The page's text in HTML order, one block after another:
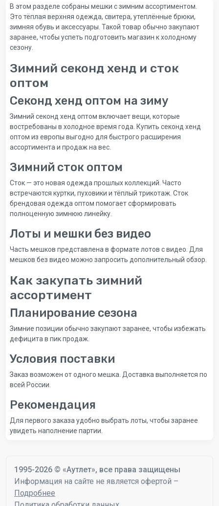
В этом разделе собраны мешки с зимним ассортиментом.
Это тёплая верхняя одежда, свитера, утеплённые брюки,
зимняя обувь и аксессуары. Такой товар обычно закупают
заранее, чтобы успеть подготовить магазин к холодному
сезону.
Зимний секонд хенд и сток
оптом
Секонд хенд оптом на зиму
Зимний секонд хенд оптом включает вещи, которые
востребованы в холодное время года. Купить секонд хенд
оптом из европы выгодно для быстрого расширения
ассортимента и продаж на вес.
Зимний сток оптом
Сток — это новая одежда прошлых коллекций. Часто
встречаются куртки, пуховики и тёплый трикотаж. Сток
брендовая одежда оптом помогает сформировать
полноценную зимнюю линейку.
Лоты и мешки без видео
Часть мешков представлена в формате лотов с видео. Для
мешков без видео можно запросить дополнительный обзор.
Как закупать зимний
ассортимент
Планирование сезона
Зимние позиции обычно закупают заранее, чтобы избежать
дефицита в пик продаж.
Условия поставки
Заказ возможен от одного мешка. Доставка выполняется по
всей России.
Рекомендация
Для первого заказа удобно выбрать лоты, чтобы заранее
увидеть наполнение партии.
1995-2026 © «Аутлет», все права защищены
Информация на сайте не является офертой –
Подробнее